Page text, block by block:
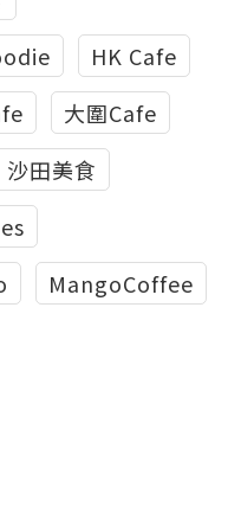
HK Cafe
大圍Cafe
沙田美食
MangoCoffee